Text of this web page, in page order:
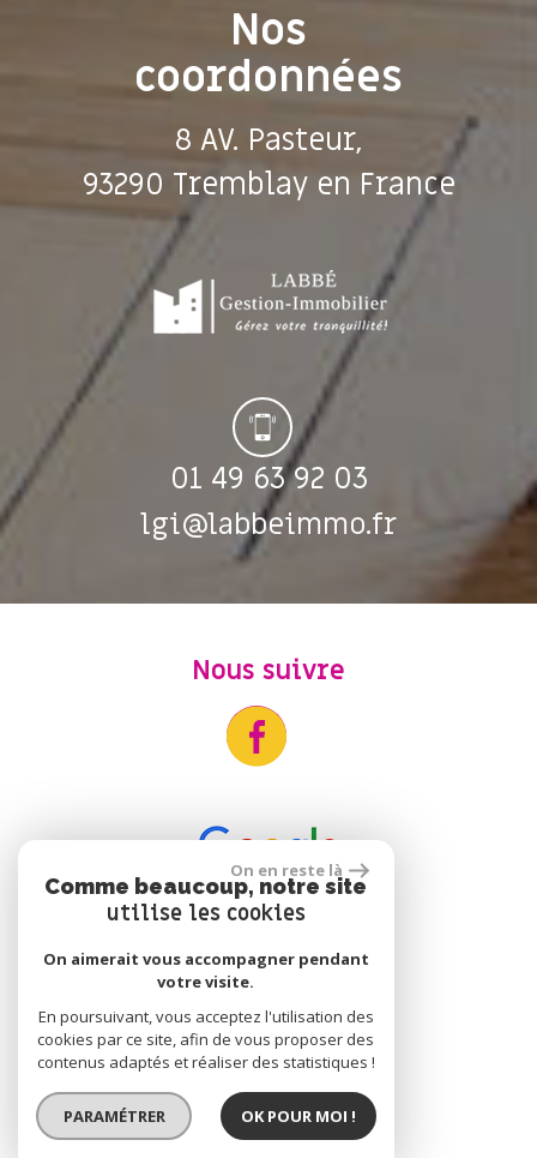
Nos
coordonnées
8 AV. Pasteur,
93290 Tremblay en France
01 49 63 92 03
lgi@labbeimmo.fr
Nous suivre
Se connecter
On en reste là
Comme beaucoup, notre site
utilise les cookies
On aimerait vous accompagner pendant
votre visite.
En poursuivant, vous acceptez l'utilisation des
cookies par ce site, afin de vous proposer des
contenus adaptés et réaliser des statistiques !
PARAMÉTRER OK POUR MOI !